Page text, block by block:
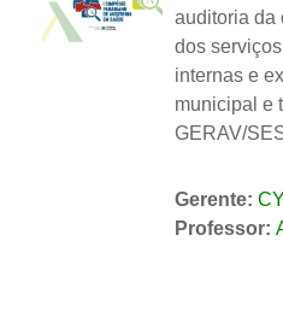
auditoria da
dos
internas e
municipal e
GERAV/
Gerente:
Professor: